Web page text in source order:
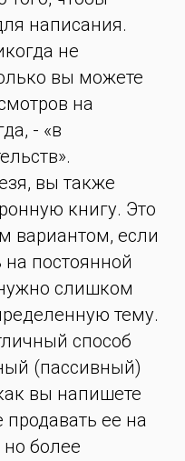
написания.
не
вы можете
на
- «в
вы также
книгу. Это
вариантом, если
постоянной
слишком
тему.
способ
(пассивный)
вы напишете
ее на
но более